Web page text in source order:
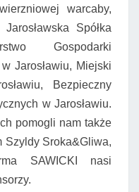
warcaby,
Spółka
Gospodarki
Jarosławiu, Miejski
Bezpieczny
w Jarosławiu.
pomogli nam także
Szyldy Sroka&Gliwa,
SAWICKI nasi